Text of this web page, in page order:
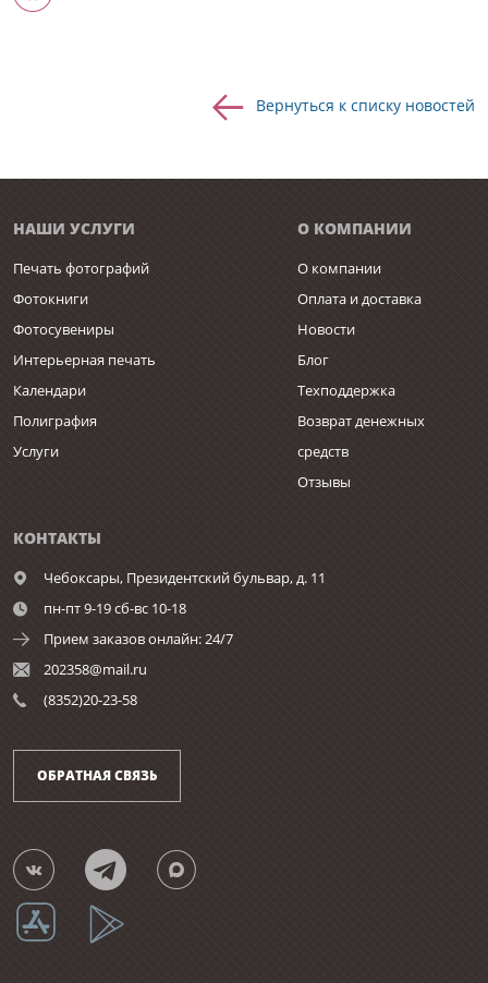
Вернуться к списку новостей
НАШИ УСЛУГИ
Печать фотографий
Фотокниги
Фотосувениры
Интерьерная печать
Календари
Полиграфия
Услуги
О КОМПАНИИ
О компании
Оплата и доставка
Новости
Блог
Техподдержка
Возврат денежных
средств
Отзывы
КОНТАКТЫ
Чебоксары, Президентский бульвар, д. 11
пн-пт 9-19 сб-вс 10-18
Прием заказов онлайн: 24/7
202358@mail.ru
(8352)20-23-58
ОБРАТНАЯ СВЯЗЬ